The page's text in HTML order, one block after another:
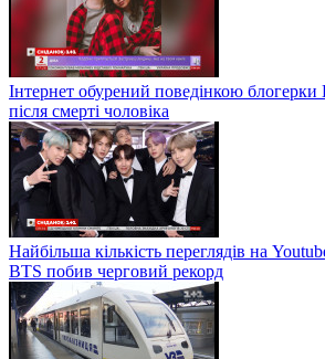
Інтернет обурений поведінкою
після смерті чоловіка
Найбільша кількість переглядів на
BTS побив черговий рекорд